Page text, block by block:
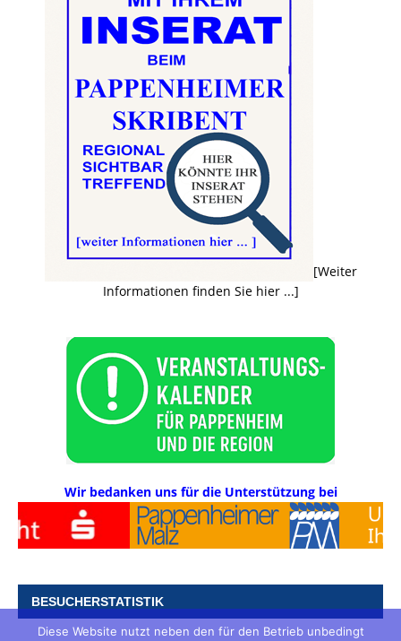
[Weiter
Informationen finden Sie hier ...]
Wir bedanken uns für die Unterstützung bei
BESUCHERSTATISTIK
Diese Website nutzt neben den für den Betrieb unbedingt